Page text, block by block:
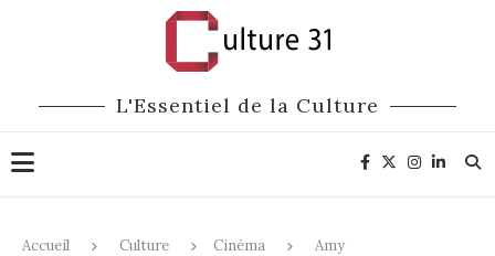
L'Essentiel de la Culture
Accueil Culture Cinéma Amy